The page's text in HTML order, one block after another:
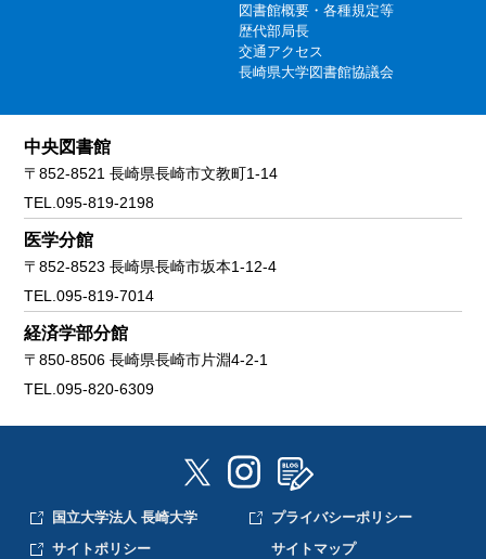
図書館概要・各種規定等
歴代部局長
交通アクセス
長崎県大学図書館協議会
中央図書館
〒852-8521 長崎県長崎市文教町1-14
TEL.095-819-2198
医学分館
〒852-8523 長崎県長崎市坂本1-12-4
TEL.095-819-7014
経済学部分館
〒850-8506 長崎県長崎市片淵4-2-1
TEL.095-820-6309
国立大学法人 長崎大学
プライバシーポリシー
サイトポリシー
サイトマップ